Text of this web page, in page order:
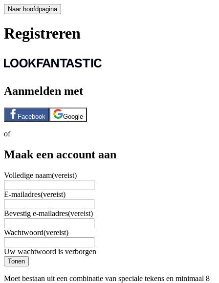
Naar hoofdpagina
Registreren
Aanmelden met
Facebook Google
of
Maak een account aan
Volledige naam(vereist)
E-mailadres(vereist)
Bevestig e-mailadres(vereist)
Wachtwoord(vereist)
Uw wachtwoord is verborgen
Tonen
Moet bestaan uit een combinatie van speciale tekens en minimaal 8